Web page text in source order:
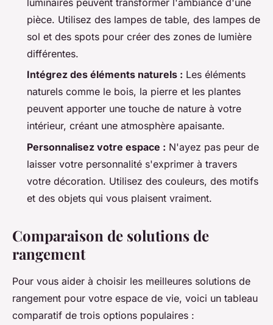
pièce. Utilisez des lampes de table, des lampes de
sol et des spots pour créer des zones de lumière
différentes.
Intégrez des éléments naturels : Les éléments
naturels comme le bois, la pierre et les plantes
peuvent apporter une touche de nature à votre
intérieur, créant une atmosphère apaisante.
Personnalisez votre espace : N'ayez pas peur de
laisser votre personnalité s'exprimer à travers
votre décoration. Utilisez des couleurs, des motifs
et des objets qui vous plaisent vraiment.
Comparaison de solutions de
rangement
Pour vous aider à choisir les meilleures solutions de
rangement pour votre espace de vie, voici un tableau
comparatif de trois options populaires :